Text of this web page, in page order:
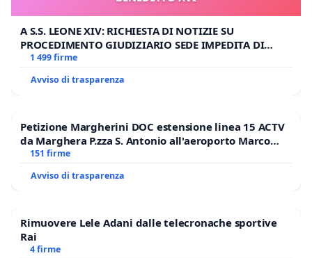
A S.S. LEONE XIV: RICHIESTA DI NOTIZIE SU
PROCEDIMENTO GIUDIZIARIO SEDE IMPEDITA DI
BENEDETTO XVI
1 499 firme
Avviso di trasparenza
Petizione Margherini DOC estensione linea 15 ACTV
da Marghera P.zza S. Antonio all'aeroporto Marco
Polo tariffa a € 1,50
151 firme
Avviso di trasparenza
Rimuovere Lele Adani dalle telecronache sportive
Rai
4 firme